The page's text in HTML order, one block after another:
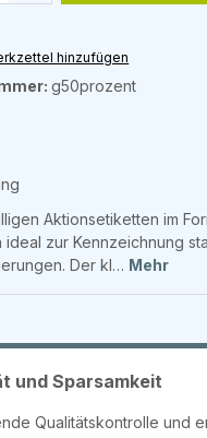
hinzufügen
g50prozent
Aktionsetiketten im
ideal zur Kennzeichnung
Der kl… Mehr
und Sparsamkeit
Qualitätskontrolle und